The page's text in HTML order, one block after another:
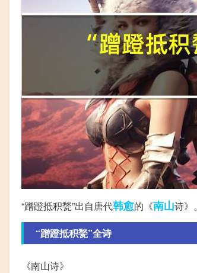
“蹭蹬抵积甃”出自唐代韩愈的《南山诗》。
“蹭蹬抵积甃”全诗
《南山诗》